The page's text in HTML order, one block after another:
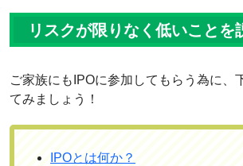
リスクが限りなく低いことを
ご家族にもIPOに参加してもらう為に、
てみましょう！
IPOとは何か？